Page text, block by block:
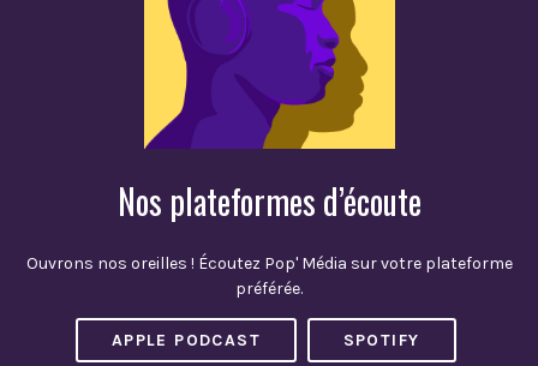
Nos plateformes d’écoute
Ouvrons nos oreilles ! Écoutez Pop' Média sur votre plateforme
préférée.
APPLE PODCAST SPOTIFY